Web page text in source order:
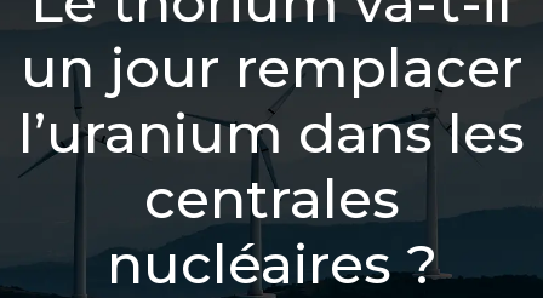
un jour remplacer
l’uranium dans les
centrales
nucléaires ?